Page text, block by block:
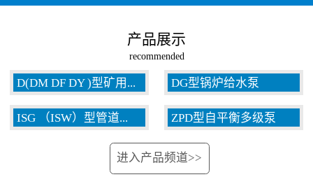
产品展示
recommended
D(DM DF DY )型矿用... DG型锅炉给水泵
ISG （ISW）型管道... ZPD型自平衡多级泵
进入产品频道>>